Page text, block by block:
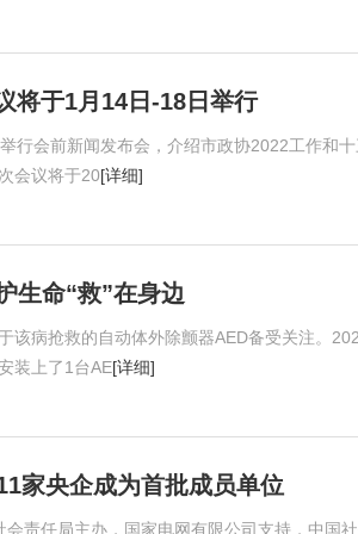
将于1月14日-18日举行
行会前新闻发布会，介绍市政协2022工作和
会议将于20[详细]
生命“救”在身边
该病抢救的自动体外除颤器AED备受关注。
装上了1台AE[详细]
家央企成为首批成员单位
责任局主办，国家电网有限公司支持，中国